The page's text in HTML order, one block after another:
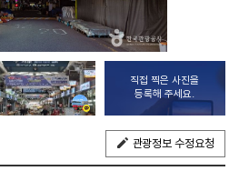
직접 찍은 사진을
등록해 주세요.
관광정보 수정요청